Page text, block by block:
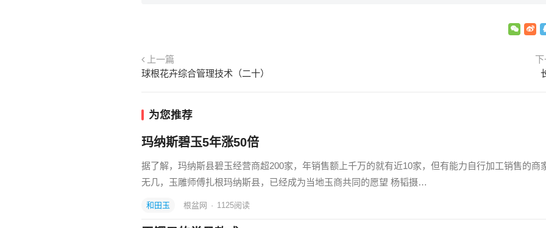
上一篇
球根花卉综合管理技术（二十）
为您推荐
玛纳斯碧玉5年涨50倍
据了解，玛纳斯县碧玉经营商超200家，年销售额上千万的就有近10家，但有能力自行加工销售的商
无几，玉雕师傅扎根玛纳斯县，已经成为当地玉商共同的愿望 杨韬摄…
和田玉 根盆网 · 1125阅读